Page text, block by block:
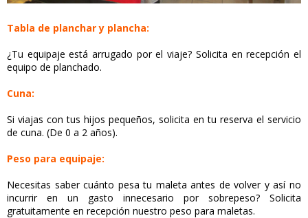
Tabla de planchar y plancha:
¿Tu equipaje está arrugado por el viaje? Solicita en recepción el
equipo de planchado.
Cuna:
Si viajas con tus hijos pequeños, solicita en tu reserva el servicio
de cuna. (De 0 a 2 años).
Peso para equipaje:
Necesitas saber cuánto pesa tu maleta antes de volver y así no
incurrir en un gasto innecesario por sobrepeso? Solicita
gratuitamente en recepción nuestro peso para maletas.